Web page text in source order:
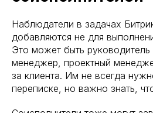
Наблюдатели в задачах
добавляются не для
Это может быть руководитель
менеджер, проектный
за клиента. Им не всегда
переписке, но важно знать,